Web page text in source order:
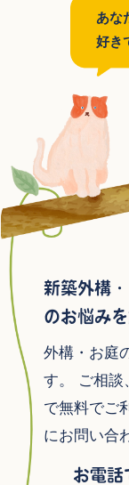
あな
好き
新築外構
のお悩み
外構・お庭
す。
ご相
で無料でご
にお問い合
お電話